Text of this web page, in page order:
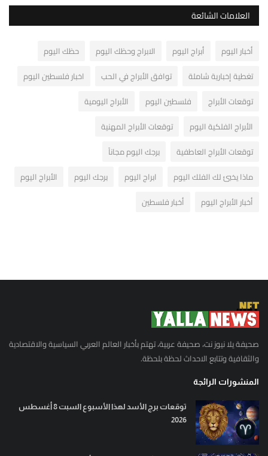
العلامات الشائعة
أخبار اليوم أبراج اليوم الابراج وحظك اليوم
حظك اليوم
تغطية إخبارية شاملة
توافق الأبراج في الحب
اخبار فلسطين اليوم
توقعات الأبراج
فلسطين اليوم
الأبراج اليومية
الأبراج الفلكية اليوم
توقعات الأبراج المهنية
توقعات الأبراج العاطفية
برجك اليوم مجاناً
ماذا يخبئ لك الفلك اليوم
ابراج اليوم برجك اليوم
الأبراج اليوم
أخبار الأبراج اليوم
أخبار فلسطين
صحيفة يلا نيوز نت، صحيفة عربية، تهتم بأخبار العالم العربي السياسية والاقتصادية
والثقافية وتتابع الاحداث لحظة بلحظة.
المنشورات الرائجة
توقعات برج الأسد لهذا الأسبوع السبت 8 أغسطس
2026